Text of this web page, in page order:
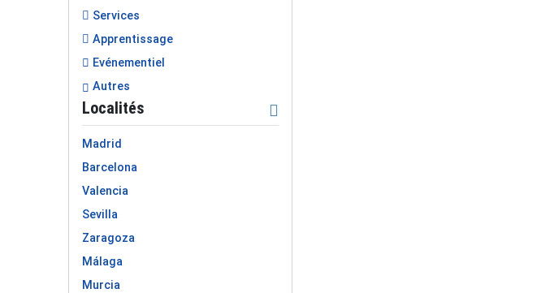
Services
Apprentissage
Evénementiel
Autres
Localités
Madrid
Barcelona
Valencia
Sevilla
Zaragoza
Málaga
Murcia